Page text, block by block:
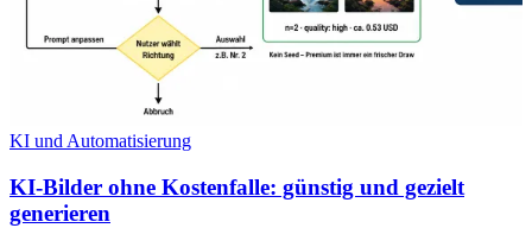
KI und Automatisierung
KI-Bilder ohne Kostenfalle: günstig und gezielt
generieren